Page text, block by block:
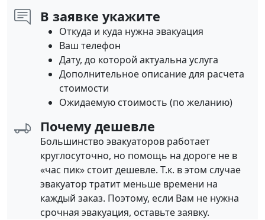
В заявке укажите
Откуда и куда нужна эвакуация
Ваш телефон
Дату, до которой актуальна услуга
Дополнительное описание для расчета
стоимости
Ожидаемую стоимость (по желанию)
Почему дешевле
Большинство эвакуаторов работает
круглосуточно, но помощь на дороге не в
«час пик» стоит дешевле. Т.к. в этом случае
эвакуатор тратит меньше времени на
каждый заказ. Поэтому, если Вам не нужна
срочная эвакуация, оставьте заявку.